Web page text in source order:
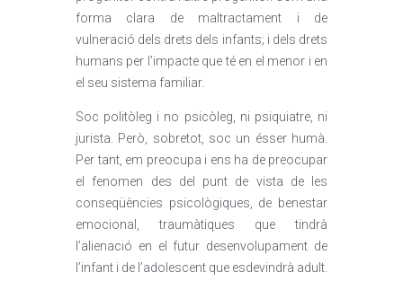
forma clara de maltractament i de
vulneració dels drets dels infants; i dels drets
humans per l’impacte que té en el menor i en
el seu sistema familiar.
Soc politòleg i no psicòleg, ni psiquiatre, ni
jurista. Però, sobretot, soc un ésser humà.
Per tant, em preocupa i ens ha de preocupar
el fenomen des del punt de vista de les
conseqüències psicològiques, de benestar
emocional, traumàtiques que tindrà
l’alienació en el futur desenvolupament de
l’infant i de l’adolescent que esdevindrà adult.